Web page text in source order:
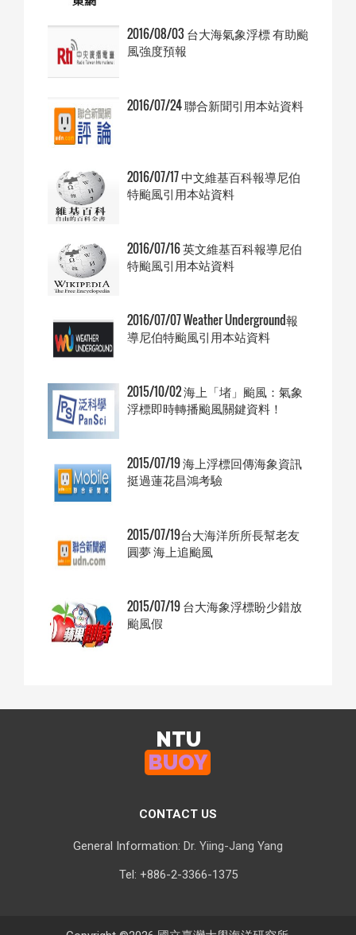
2016/08/03 台大海氣象浮標 有助颱
風強度預報
2016/07/24 聯合新聞引用本站資料
2016/07/17 中文維基百科報導尼伯
特颱風引用本站資料
2016/07/16 英文維基百科報導尼伯
特颱風引用本站資料
2016/07/07 Weather Underground報
導尼伯特颱風引用本站資料
2015/10/02 海上「堵」颱風：氣象
浮標即時轉播颱風關鍵資料！
2015/07/19 海上浮標回傳海象資訊
挺過蓮花昌鴻考驗
2015/07/19台大海洋所所長幫老友
圓夢 海上追颱風
2015/07/19 台大海象浮標盼少錯放
颱風假
NTU
BUOY
CONTACT US
General Information: Dr. Yiing-Jang Yang
Tel: +886-2-3366-1375